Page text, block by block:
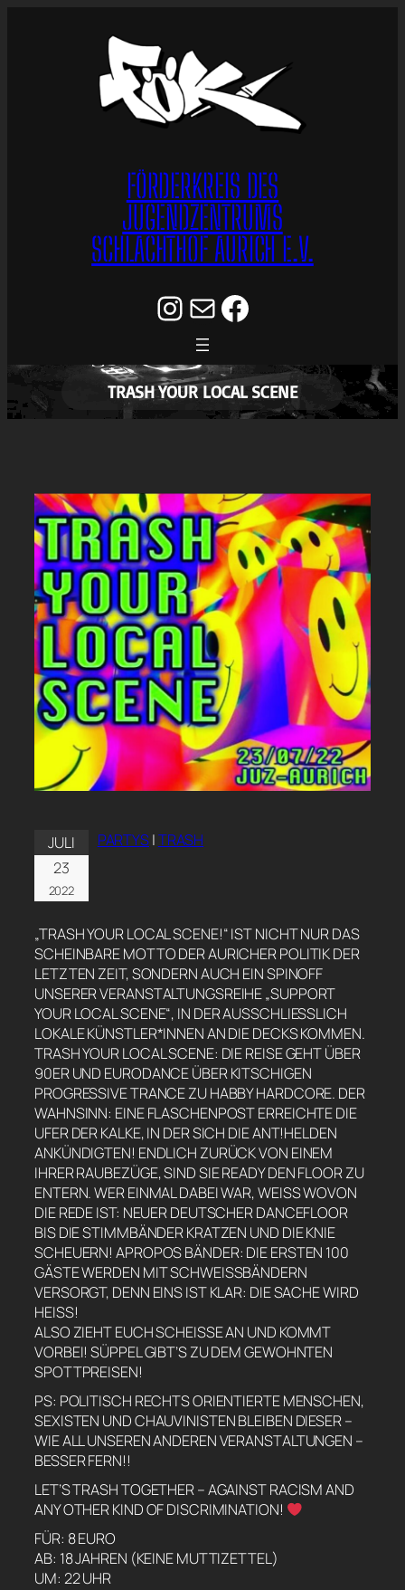
FÖRDERKREIS DES
JUGENDZENTRUMS
SCHLACHTHOF AURICH E.V.
Instagram
E-MailFacebook
TRASH YOUR LOCAL SCENE
JULI
23
2022
PARTYS|TRASH
„TRASH YOUR LOCAL SCENE!“ IST NICHT NUR DAS
SCHEINBARE MOTTO DER AURICHER POLITIK DER
LETZTEN ZEIT, SONDERN AUCH EIN SPINOFF
UNSERER VERANSTALTUNGSREIHE „SUPPORT
YOUR LOCAL SCENE“, IN DER AUSSCHLIESSLICH L
OKALE KÜNSTLER*INNEN AN DIE DECKS KOMMEN.
TRASH YOUR LOCAL SCENE: DIE REISE GEHT ÜBER
90ER UND EURODANCE ÜBER KITSCHIGEN
PROGRESSIVE TRANCE ZU HABBY HARDCORE. DER
WAHNSINN: EINE FLASCHENPOST ERREICHTE DIE
UFER DER KALKE, IN DER SICH DIE ANT!HELDEN
ANKÜNDIGTEN! ENDLICH ZURÜCK VON EINEM
IHRER RAUBEZÜGE, SIND SIE READY DEN FLOOR ZU
ENTERN. WER EINMAL DABEI WAR, WEISS WOVON D
IE REDE IST: NEUER DEUTSCHER DANCEFLOOR B
IS DIE STIMMBÄNDER KRATZEN UND DIE KNIE S
CHEUERN! APROPOS BÄNDER: DIE ERSTEN 100 G
ÄSTE WERDEN MIT SCHWEISSBÄNDERN VE
RSORGT, DENN EINS IST KLAR: DIE SACHE WIRD HE
ISS!
ALSO ZIEHT EUCH SCHEISSE AN UND KOMMT V
ORBEI! SÜPPEL GIBT’S ZU DEM GEWOHNTEN S
POTTPREISEN!
PS: POLITISCH RECHTS ORIENTIERTE MENSCHEN,
SEXISTEN UND CHAUVINISTEN BLEIBEN DIESER –
WIE ALL UNSEREN ANDEREN VERANSTALTUNGEN –
BESSER FERN!!
LET’S TRASH TOGETHER – AGAINST RACISM AND
ANY OTHER KIND OF DISCRIMINATION!
FÜR: 8 EURO
AB: 18 JAHREN (KEINE MUTTIZETTEL)
UM: 22 UHR